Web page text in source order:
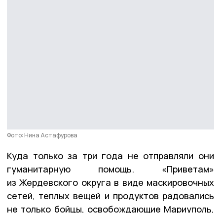
Фото: Нина Астафурова
Куда только за три года не отправляли они
гуманитарную помощь. «Приветам»
из Жердевского округа в виде маскировочных
сетей, теплых вещей и продуктов радовались
не только бойцы, освобождающие Мариуполь,